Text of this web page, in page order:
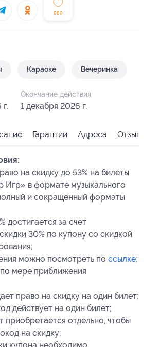
980
Караоке Вечеринка
Окончание действия
1 декабря 2026 г.
Гарантии Адреса Отзывы
на скидку до 53% на билеты
Игр» в формате музыкального
и сокращенный форматы
достигается за счет
30% по купону со скидкой
можно посмотреть по ссылке;
мере приближения
право на скидку на один билет;
действует на один билет;
отдельно, чтобы
на скидку;